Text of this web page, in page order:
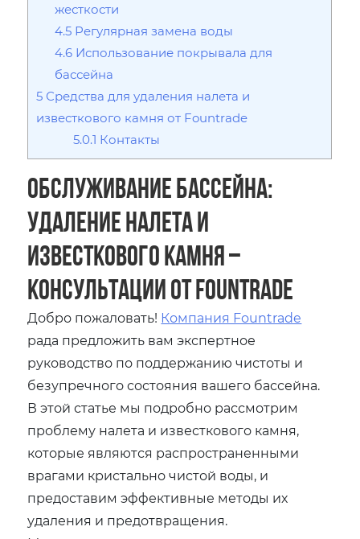
жесткости
4.5 Регулярная замена воды
4.6 Использование покрывала для
бассейна
5 Средства для удаления налета и
известкового камня от Fountrade
5.0.1 Контакты
Обслуживание бассейна:
Удаление налета и
известкового камня ‒
Консультации от Fountrade
Добро пожаловать! Компания Fountrade
рада предложить вам экспертное
руководство по поддержанию чистоты и
безупречного состояния вашего бассейна.
В этой статье мы подробно рассмотрим
проблему налета и известкового камня,
которые являются распространенными
врагами кристально чистой воды, и
предоставим эффективные методы их
удаления и предотвращения.